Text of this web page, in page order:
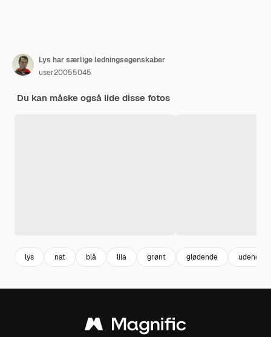
Lys har særlige ledningsegenskaber
user20055045
Du kan måske også lide disse fotos
lys nat blå lila grønt glødende udendørs